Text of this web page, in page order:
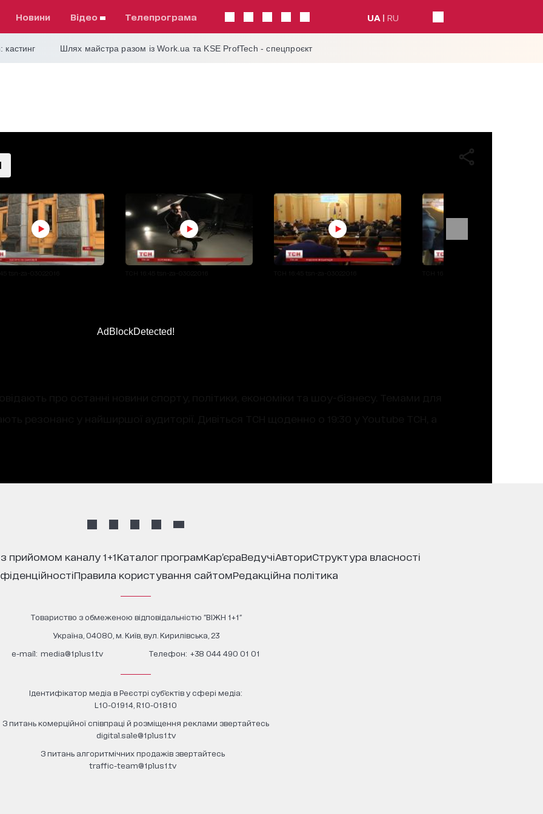
Новини відео телепрограма UA RU
кастинг Шлях майстра разом із Work.ua та KSE ProfTech - спецпроєкт
AdBlockDetected!
прийомом каналу 1+1 каталог програм кар’єра ведучі автори
структура власності
правила користування сайтом редакційна політика
Товариство з обмеженою відповідальністю "ВІЖН 1+1"
Україна, 04080, м. Київ, вул. Кирилівська, 23
е-mail: media@1plus1.tv Телефон: +38 044 490 01 01
Ідентифікатор медіа в Реєстрі суб’єктів у сфері медіа:
L10-01914, R10-01810
З питань комерційної співпраці й розміщення реклами звертайтесь
digital.sale@1plus1.tv
З питань алгоритмічних продажів звертайтесь
traffic-team@1plus1.tv